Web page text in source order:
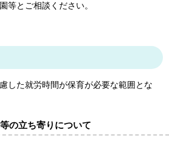
等とご相談ください。
した就労時間が保育が必要な範囲とな
の立ち寄りについて